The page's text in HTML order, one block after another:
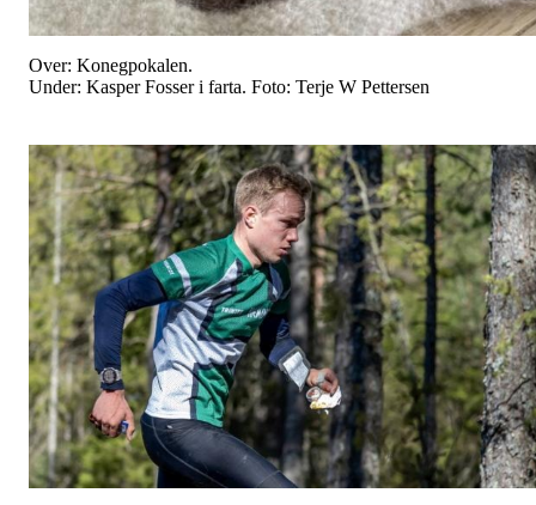
Over: Konegpokalen.
Under: Kasper Fosser i farta. Foto: Terje W Pettersen